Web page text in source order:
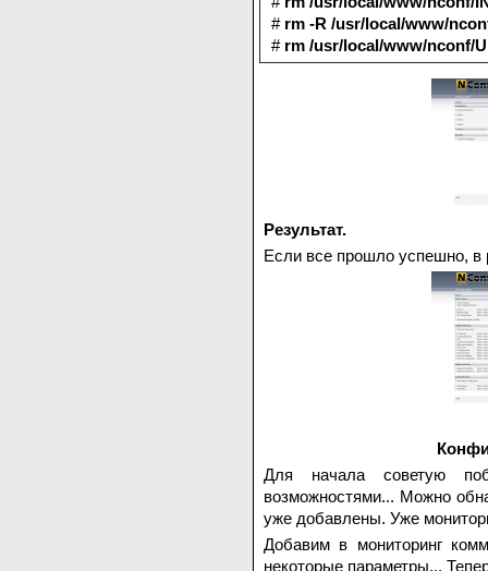
# rm -R /usr/local/www/
# rm /usr/local/www/nconf/
Результат.
Если все прошло успешно, в
Для начала советую
возможностями... Можно
уже добавлены. Уже
Добавим в мониторинг
некоторые параметры...